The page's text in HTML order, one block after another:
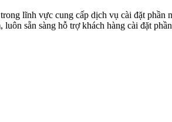
lĩnh vực cung cấp dịch vụ cài đặt
sẵn sàng hỗ trợ khách hàng cài đặt